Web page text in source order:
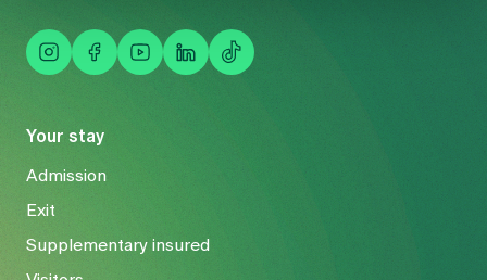
Your stay
Admission
Exit
Supplementary insured